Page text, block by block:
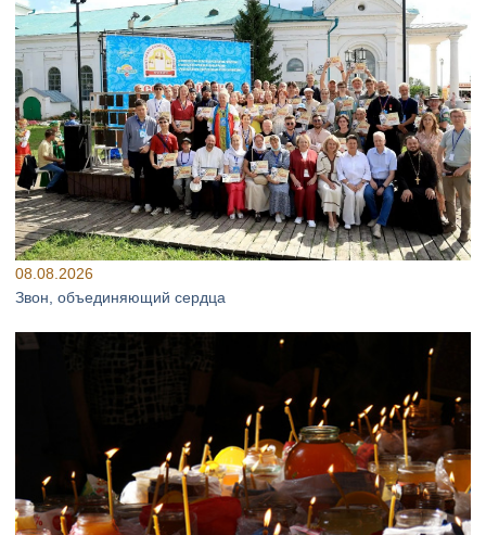
08.08.2026
Звон, объединяющий сердца